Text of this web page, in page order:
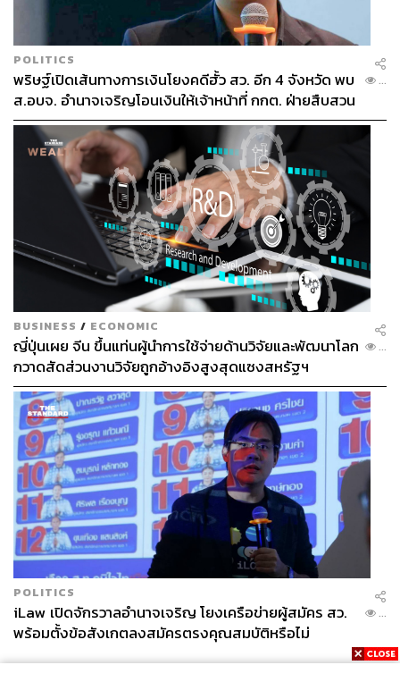
POLITICS
พริษฐ์เปิดเส้นทางการเงินโยงคดีฮั้ว สว. อีก 4 จังหวัด พบ
ส.อบจ. อำนาจเจริญโอนเงินให้เจ้าหน้าที่ กกต. ฝ่ายสืบสวน
...
BUSINESS / ECONOMIC
ญี่ปุ่นเผย จีน ขึ้นแท่นผู้นำการใช้จ่ายด้านวิจัยและพัฒนาโลก
กวาดสัดส่วนงานวิจัยถูกอ้างอิงสูงสุดแซงสหรัฐฯ
...
POLITICS
iLaw เปิดจักรวาลอำนาจเจริญ โยงเครือข่ายผู้สมัคร สว.
พร้อมตั้งข้อสังเกตลงสมัครตรงคุณสมบัติหรือไม่
...